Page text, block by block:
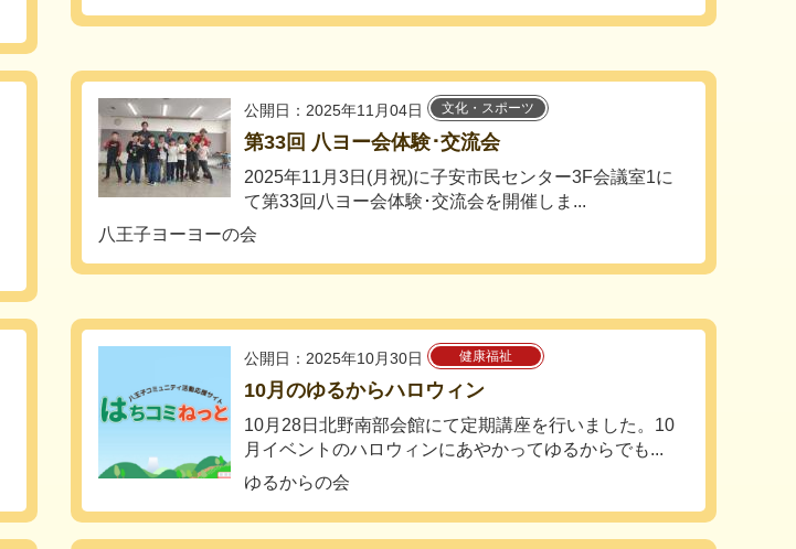
公開日：2025年11月04日 文化・スポーツ
第33回 八ヨー会体験･交流会
2025年11月3日(月祝)に子安市民センター3F会議室1に
て第33回八ヨー会体験･交流会を開催しま...
八王子ヨーヨーの会
公開日：2025年10月30日 健康福祉
10月のゆるからハロウィン
10月28日北野南部会館にて定期講座を行いました。10
月イベントのハロウィンにあやかってゆるからでも...
ゆるからの会